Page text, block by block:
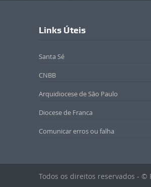
Links Úteis
Santa Sé
CNBB
Arquidiocese de São Paulo
Diocese de Franca
Comunicar erros ou falha
Todos os direitos reservados - ©